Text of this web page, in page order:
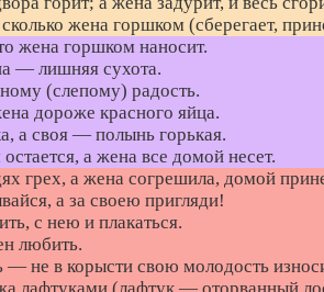
жена горшком (сберегает,
жена горшком наносит.
— лишняя сухота.
(слепому) радость.
дороже красного яйца.
а своя — полынь горькая.
а жена все домой несет.
грех, а жена согрешила, домой
а за своею пригляди!
с нею и плакаться.
любить.
не в корысти свою молодость